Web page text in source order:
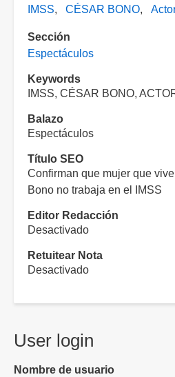
IMSS
CÉSAR BONO
Sección
Espectáculos
Keywords
IMSS, CÉSAR BONO,
Balazo
Espectáculos
Título SEO
Confirman que mujer que
Bono no trabaja en el IMSS
Editor Redacción
Desactivado
Retuitear Nota
Desactivado
User login
Nombre de usuario